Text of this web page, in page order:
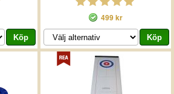
499 kr